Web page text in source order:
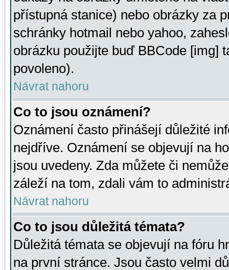
přístupná stanice) nebo obrázky za
schránky hotmail nebo yahoo,
obrázku použijte buď BBCode [img]
povoleno).
Návrat nahoru
Co to jsou oznámení?
Oznámení často přinášejí důležité
nejdříve. Oznámení se objevují na
jsou uvedeny. Zda můžete či
záleží na tom, zdali vám to
Návrat nahoru
Co to jsou důležitá témata?
Důležitá témata se objevují na fóru
na první stránce. Jsou často velmi